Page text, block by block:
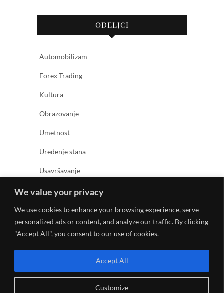
We value your privacy
We use cookies to enhance your browsing experience, serve
personalized ads or content, and analyze our traffic. By clicking
"Accept All", you consent to our use of cookies.
Customize
Accept All
ODELJCI
Automobilizam
Forex Trading
Kultura
Obrazovanje
Umetnost
Uređenje stana
Usavršavanje
Zabava
Zanimljivosti